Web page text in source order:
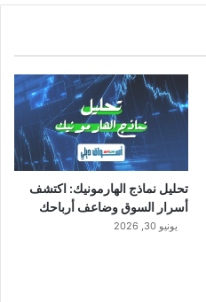
تحليل نماذج الهارمونيك: اكتشف
أسرار السوق وضاعف أرباحك
يونيو 30, 2026